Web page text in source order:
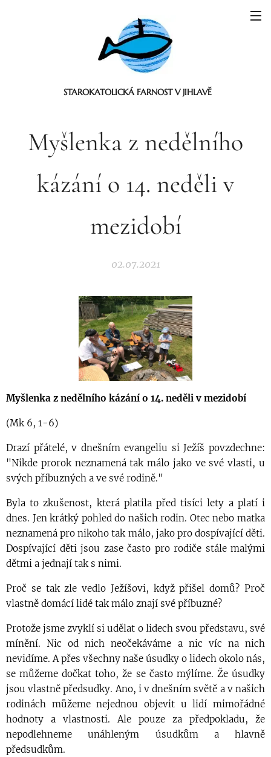
STAROKATOLICKÁ FARNOST V JIHLAVĚ
Myšlenka z nedělního
kázání o 14. neděli v
mezidobí
02.07.2021
Myšlenka z nedělního kázání o 14. neděli v mezidobí
(Mk 6, 1-6)
Drazí přátelé, v dnešním evangeliu si Ježíš povzdechne:
"Nikde prorok neznamená tak málo jako ve své vlasti, u
svých příbuzných a ve své rodině."
Byla to zkušenost, která platila před tisíci lety a platí i
dnes. Jen krátký pohled do našich rodin. Otec nebo matka
neznamená pro nikoho tak málo, jako pro dospívající děti.
Dospívající děti jsou zase často pro rodiče stále malými
dětmi a jednají tak s nimi.
Proč se tak zle vedlo Ježíšovi, když přišel domů? Proč
vlastně domácí lidé tak málo znají své příbuzné?
Protože jsme zvyklí si udělat o lidech svou představu, své
mínění. Nic od nich neočekáváme a nic víc na nich
nevidíme. A přes všechny naše úsudky o lidech okolo nás,
se můžeme dočkat toho, že se často mýlíme. Že úsudky
jsou vlastně předsudky. Ano, i v dnešním světě a v našich
rodinách můžeme nejednou objevit u lidí mimořádné
hodnoty a vlastnosti. Ale pouze za předpokladu, že
nepodlehneme unáhleným úsudkům a hlavně
předsudkům.